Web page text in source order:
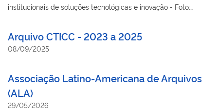
institucionais de soluções tecnológicas e inovação - Foto:
Arquivo CTICC - 2023 a 2025
08/09/2025
Associação Latino-Americana de Arquivos
(ALA)
29/05/2026